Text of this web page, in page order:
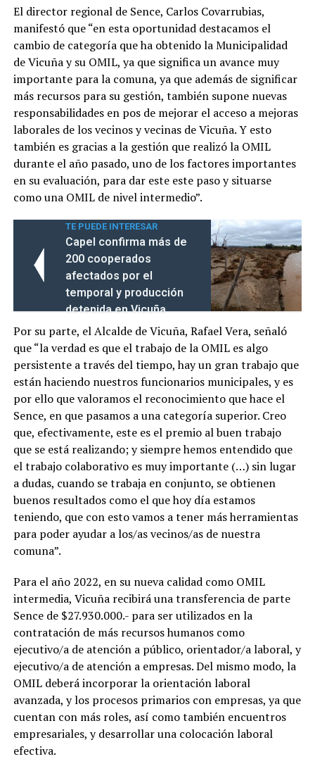
El director regional de Sence, Carlos Covarrubias,
manifestó que “en esta oportunidad destacamos el
cambio de categoría que ha obtenido la Municipalidad
de Vicuña y su OMIL, ya que significa un avance muy
importante para la comuna, ya que además de significar
más recursos para su gestión, también supone nuevas
responsabilidades en pos de mejorar el acceso a mejoras
laborales de los vecinos y vecinas de Vicuña. Y esto
también es gracias a la gestión que realizó la OMIL
durante el año pasado, uno de los factores importantes
en su evaluación, para dar este este paso y situarse
como una OMIL de nivel intermedio”.
TE PUEDE INTERESAR
Capel confirma más de
200 cooperados
afectados por el
temporal y producción
detenida en Vicuña
Por su parte, el Alcalde de Vicuña, Rafael Vera, señaló
que “la verdad es que el trabajo de la OMIL es algo
persistente a través del tiempo, hay un gran trabajo que
están haciendo nuestros funcionarios municipales, y es
por ello que valoramos el reconocimiento que hace el
Sence, en que pasamos a una categoría superior. Creo
que, efectivamente, este es el premio al buen trabajo
que se está realizando; y siempre hemos entendido que
el trabajo colaborativo es muy importante (…) sin lugar
a dudas, cuando se trabaja en conjunto, se obtienen
buenos resultados como el que hoy día estamos
teniendo, que con esto vamos a tener más herramientas
para poder ayudar a los/as vecinos/as de nuestra
comuna”.
Para el año 2022, en su nueva calidad como OMIL
intermedia, Vicuña recibirá una transferencia de parte
Sence de $27.930.000.- para ser utilizados en la
contratación de más recursos humanos como
ejecutivo/a de atención a público, orientador/a laboral, y
ejecutivo/a de atención a empresas. Del mismo modo, la
OMIL deberá incorporar la orientación laboral
avanzada, y los procesos primarios con empresas, ya que
cuentan con más roles, así como también encuentros
empresariales, y desarrollar una colocación laboral
efectiva.